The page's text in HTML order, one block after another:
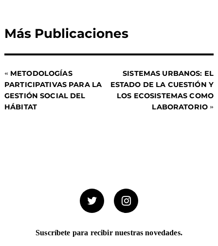
Más Publicaciones
« METODOLOGÍAS
PARTICIPATIVAS PARA LA
GESTIÓN SOCIAL DEL
HÁBITAT
SISTEMAS URBANOS: EL
ESTADO DE LA CUESTIÓN Y
LOS ECOSISTEMAS COMO
LABORATORIO »
Suscríbete para recibir nuestras novedades.